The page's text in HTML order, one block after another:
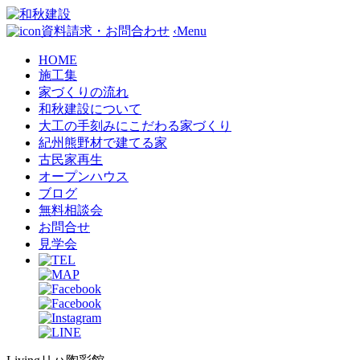
資料請求・お問合わせ ‹Menu
HOME
施工集
家づくりの流れ
和秋建設について
大工の手刻みにこだわる家づくり
紀州熊野材で建てる家
古民家再生
オープンハウス
ブログ
無料相談会
お問合せ
見学会